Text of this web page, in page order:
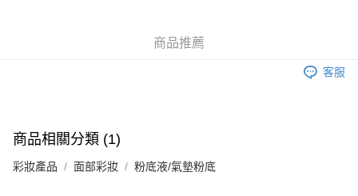
付款後門市自取，訂單確認後2-4個工作天到店，7天內取。逾期後
商品推薦
客服
商品相關分類 (1)
彩妝產品 面部彩妝 粉底液/氣墊粉底